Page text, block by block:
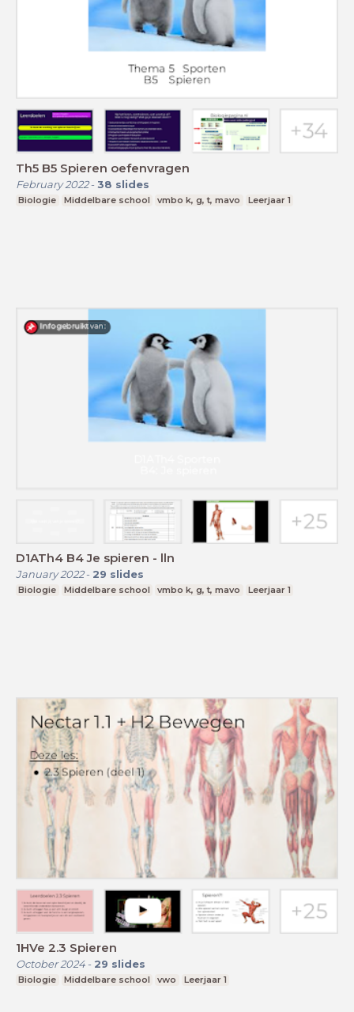
Th5 B5 Spieren oefenvragen
February 2022- 38 slides
Biologie Middelbare school vmbo k, g, t, mavo Leerjaar 1
D1ATh4 B4 Je spieren - lln
January 2022- 29 slides
Biologie Middelbare school vmbo k, g, t, mavo Leerjaar 1
1HVe 2.3 Spieren
October 2024- 29 slides
Biologie Middelbare school vwo Leerjaar 1